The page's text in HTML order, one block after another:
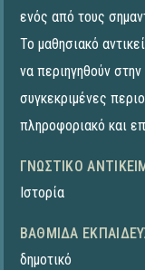
ενός από τους
Το μαθησιακό
να περιηγηθούν
συγκεκριμένες
πληροφοριακό και
ΓΝΩΣΤΙΚΌ
Ιστορία
ΒΑΘΜΊΔΑ
δημοτικό